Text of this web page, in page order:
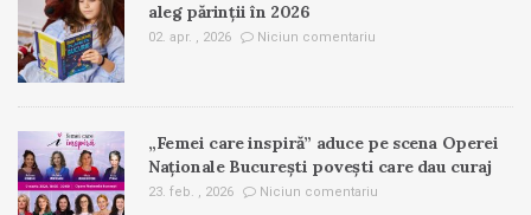
aleg părinții în 2026
02. apr. , 2026 Niciun comentariu
„Femei care inspiră” aduce pe scena Operei
Naționale București povești care dau curaj
23. feb. , 2026 Niciun comentariu